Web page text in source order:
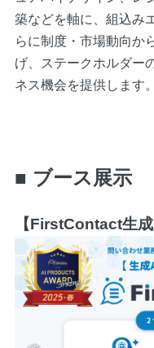
築などを軸に、組込み
らに制度・市場動向か
げ、ステークホルダー
ネス機会を提供します。
■ ブース展示
【FirstContact生成